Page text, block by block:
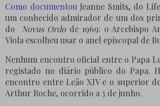
Como documentou Jeanne Smits, do
um conhecido admirador de um dos
do
Novus Ordode 1969: o Arcebispo
Viola escolheu usar o anel episcopal de
Nenhum encontro oficial entre o Papa
registado no diário público do Papa.
encontro entre Leão XIV e o superior
Arthur Roche, ocorrido a 3 de junho.